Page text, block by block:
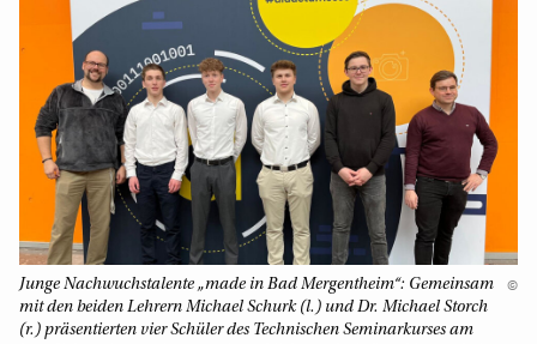
Junge Nachwuchstalente „made in Bad Mergentheim“: Gemeinsam
mit den beiden Lehrern Michael Schurk (l.) und Dr. Michael Storch
(r.) präsentierten vier Schüler des Technischen Seminarkurses am
©